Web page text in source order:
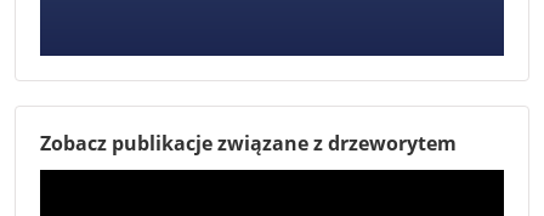
Zobacz publikacje związane z drzeworytem